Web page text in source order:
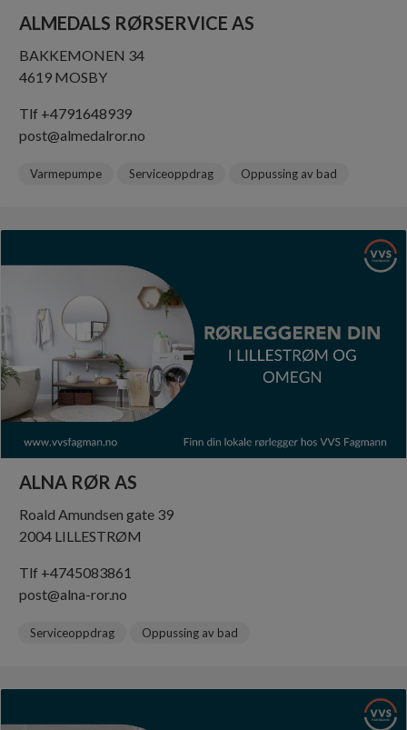
ALMEDALS RØRSERVICE AS
BAKKEMONEN 34
4619 MOSBY
Tlf +4791648939
post@almedalror.no
Oppussing av bad
Serviceoppdrag
Varmepumpe
ALNA RØR AS
Roald Amundsen gate 39
2004 LILLESTRØM
Tlf +4745083861
post@alna-ror.no
Oppussing av bad
Serviceoppdrag